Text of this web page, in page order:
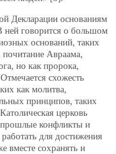
Декларации основаниям
ней говорится о большом
оснований, таких
Авраама,
но как пророка,
схожесть
как молитва,
принципов, таких
церковь
прошлые конфликты и
для достижения
вместе сохранять и